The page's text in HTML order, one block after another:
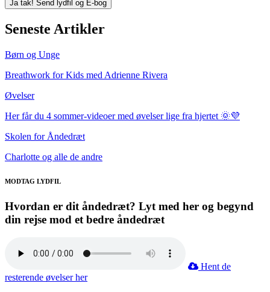
Seneste Artikler
Børn og Unge
Breathwork for Kids med Adrienne Rivera
Øvelser
Her får du 4 sommer-videoer med øvelser lige fra hjertet 🌞💜
Skolen for Åndedræt
Charlotte og alle de andre
MODTAG LYDFIL
Hvordan er dit åndedræt? Lyt med her og begynd
din rejse mod et bedre åndedræt
Hent de
resterende øvelser her